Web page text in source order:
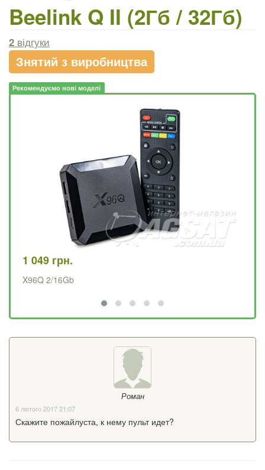
Beelink Q II (2Гб / 32Гб)
2 відгуки
Знятий з виробництва
Рекомендуємо нові моделі
1 049 грн.
X96Q 2/16Gb
Роман
6 лютого 2017 21:07
Скажите пожайлуста, к нему пульт идет?